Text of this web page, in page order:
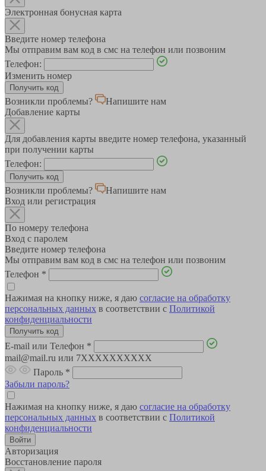
Электронная бонусная карта
Введите номер телефона
Мы отправим вам код в смс на телефон или позвоним
Телефон:
Изменить номер
Возникли проблемы?
Напишите нам
Добавление карты
Для добавления карты введите номер телефона, указанный
при получении карты
Телефон:
Возникли проблемы?
Напишите нам
Вход или регистрация
По номеру телефона
Вход с паролем
Введите номер телефона
Мы отправим вам код в смс на телефон или позвоним
Телефон *
Нажимая на кнопку ниже, я даю согласие на обработку
персональных данных в соответствии с Политикой
конфиденциальности
E-mail или Телефон *
mail@mail.ru или 7XXXXXXXXXX
Пароль *
Забыли пароль?
Нажимая на кнопку ниже, я даю согласие на обработку
персональных данных в соответствии с Политикой
конфиденциальности
Авторизация
Восстановление пароля